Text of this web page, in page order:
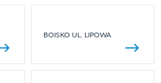
BOISKO UL. LIPOWA